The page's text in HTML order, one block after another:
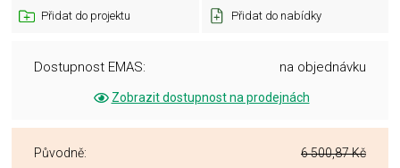
Přidat do projektu Přidat do nabídky
Dostupnost EMAS: na objednávku
Zobrazit dostupnost na prodejnách
Původně:
6 500,87 Kč